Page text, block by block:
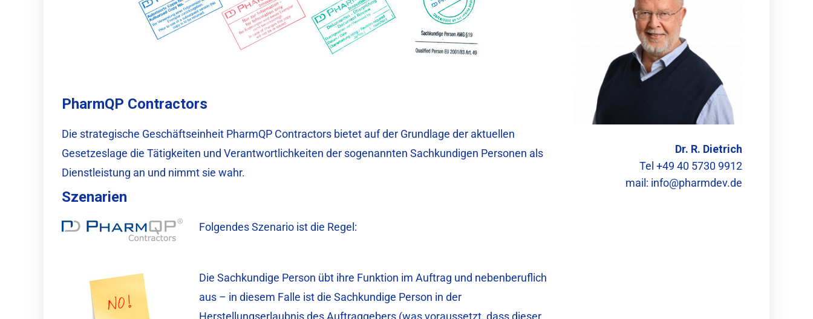
PharmQP Contractors
Die strategische Geschäftseinheit PharmQP Contractors bietet auf der Grundlage der aktuellen
Gesetzeslage die Tätigkeiten und Verantwortlichkeiten der sogenannten Sachkundigen Personen als
Dienstleistung an und nimmt sie wahr.
Szenarien
Folgendes Szenario ist die Regel:
Die Sachkundige Person übt ihre Funktion im Auftrag und nebenberuflich
aus – in diesem Falle ist die Sachkundige Person in der
Herstellungserlaubnis des Auftraggebers (was voraussetzt, dass dieser
Dr. R. Dietrich
Tel +49 40 5730 9912
mail: info@pharmdev.de